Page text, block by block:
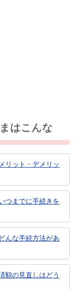
はこんな
リット・デメリッ
つまでに手続きを
んな手続方法があ
額の見直しはどう